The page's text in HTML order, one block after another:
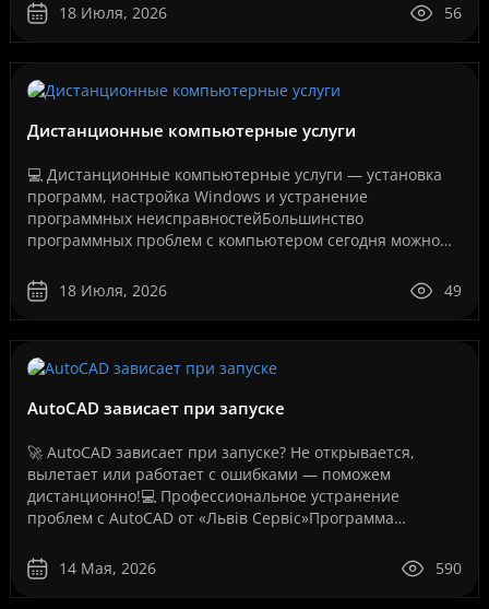
если система у..
18 Июля, 2026 56
Дистанционные компьютерные услуги
💻 Дистанционные компьютерные услуги — установка
программ, настройка Windows и устранение
программных неисправностейБольшинство
программных проблем с компьютером сегодня можно
сервисный центр и без ожидания..
18 Июля, 2026 49
AutoCAD зависает при запуске
🚀 AutoCAD зависает при запуске? Не открывается,
вылетает или работает с ошибками — поможем
дистанционно!💻 Профессиональное устранение
проблем с AutoCAD от «Львів Сервіс»Программа
архитекторов, дизайнеров,..
14 Мая, 2026 590